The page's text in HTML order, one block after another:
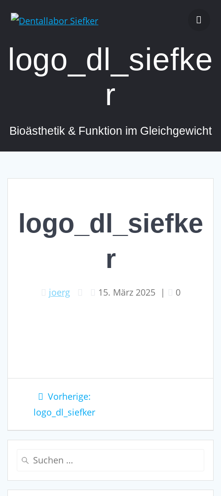
logo_dl_siefke
r
Bioästhetik & Funktion im Gleichgewicht
logo_dl_siefke
r
joerg 15. März 2025| 0
Beitragsnavigation
Vorherige:
Beitrag:
logo_dl_siefker